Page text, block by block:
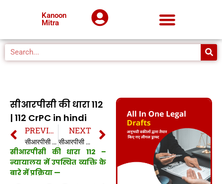
Kanoon
Mitra
सीआरपीसी की धारा 112
| 112 CrPC in hindi
PREVIOUS
सीआरपीसी की धारा 111 | 111 CrPC in hindi
NEXT
सीआरपीसी की धारा 113 | 113 CrPC in hindi
सीआरपीसी की धारा 112 –
न्यायालय में उपस्थित व्यक्ति के
बारे में प्रक्रिया —